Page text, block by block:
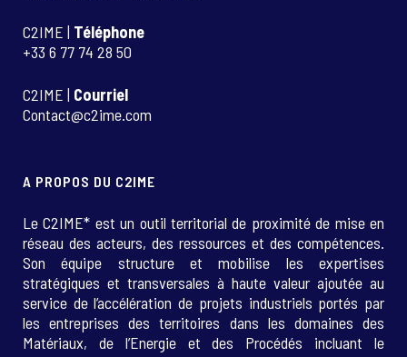
C2IME | Téléphone
+33 6 77 74 28 50
C2IME | Courriel
Contact@c2ime.com
A PROPOS DU C2IME
Le C2IME* est un outil territorial de proximité de mise en
réseau des acteurs, des ressources et des compétences.
Son équipe structure et mobilise les expertises
stratégiques et transversales à haute valeur ajoutée au
service de l’accélération de projets industriels portés par
les entreprises des territoires dans les domaines des
Matériaux, de l’Energie et des Procédés incluant le